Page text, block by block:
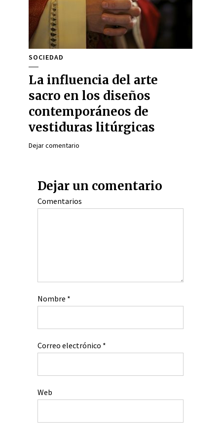
SOCIEDAD
La influencia del arte
sacro en los diseños
contemporáneos de
vestiduras litúrgicas
Dejar comentario
Dejar un comentario
Comentarios
Nombre *
Correo electrónico *
Web